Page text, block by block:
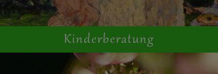
Kinderberatung